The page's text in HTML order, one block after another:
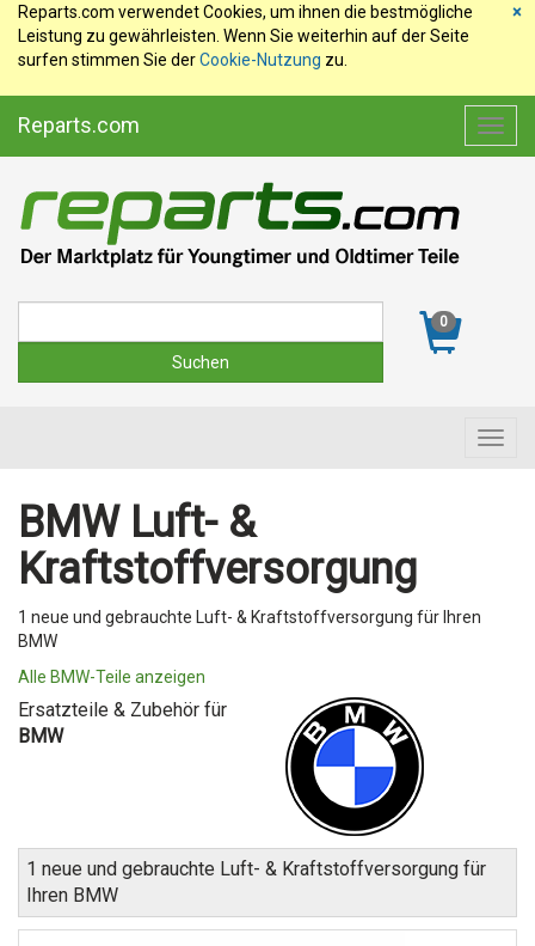
×
Reparts.com verwendet Cookies, um ihnen die bestmögliche
Leistung zu gewährleisten. Wenn Sie weiterhin auf der Seite
surfen stimmen Sie derCookie-Nutzung zu.
Reparts.com
0
BMW Luft- &
Kraftstoffversorgung
1 neue und gebrauchte Luft- & Kraftstoffversorgung für Ihren
BMW
Alle BMW-Teile anzeigen
Ersatzteile & Zubehör für
BMW
1 neue und gebrauchte Luft- & Kraftstoffversorgung für
Ihren BMW